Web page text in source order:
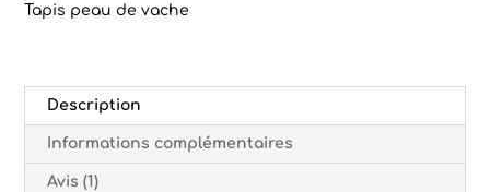
Tapis peau de vache
Description
Informations complémentaires
Avis (1)